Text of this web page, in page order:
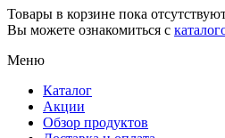
Товары в корзине пока
Вы можете ознакомиться с
Меню
Каталог
Акции
Обзор продуктов